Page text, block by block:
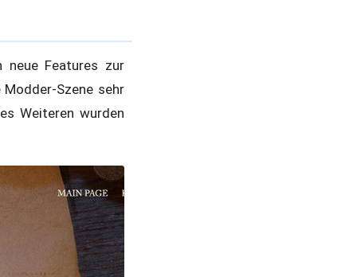
neue Features zur
Szene sehr
Weiteren wurden